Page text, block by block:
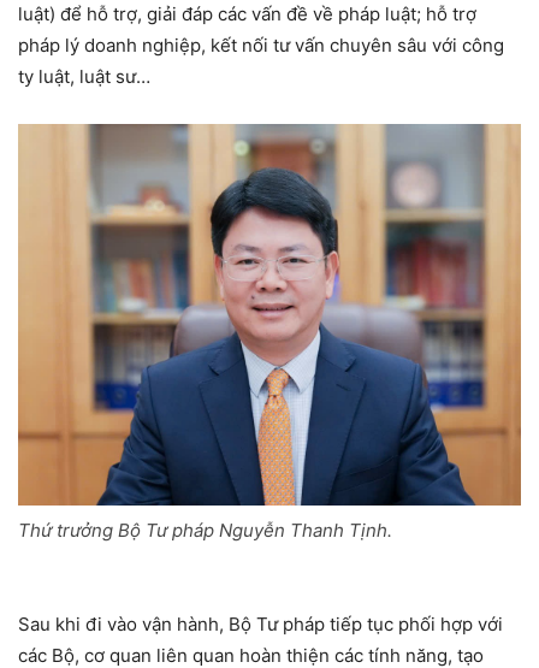
luật) để hỗ trợ, giải đáp các vấn đề về pháp luật; hỗ trợ
pháp lý doanh nghiệp, kết nối tư vấn chuyên sâu với công
ty luật, luật sư…
Thứ trưởng Bộ Tư pháp Nguyễn Thanh Tịnh.
Sau khi đi vào vận hành, Bộ Tư pháp tiếp tục phối hợp với
các Bộ, cơ quan liên quan hoàn thiện các tính năng, tạo